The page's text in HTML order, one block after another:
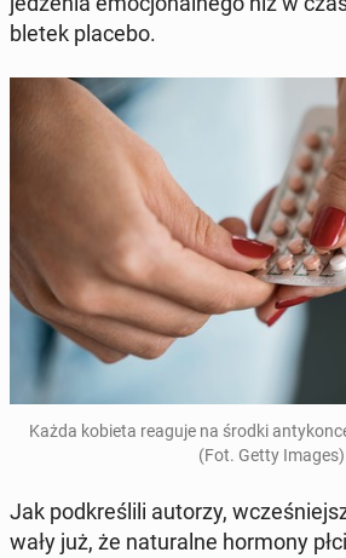
ble­tek placebo.
Każda kobieta reaguje na środki
(Fot. Getty Images)
Jak pod­kre­śli­li autorzy,
wa­ły już, że na­tu­ral­ne hormony